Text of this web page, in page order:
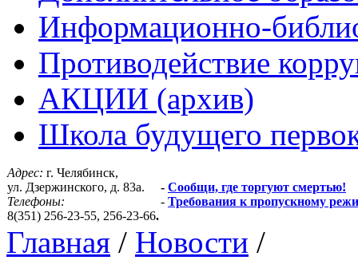
Информационно-
Противодействие
АКЦИИ (архив)
Школа будущего
Адрес: г. Челябинск,
ул. Дзержинского, д. 83а.
Телефоны:
8(351) 256-23-55, 256-23-66.
- Сообщи, где торгуют смертью!
- Требования к пропускному
Главная / Новости /